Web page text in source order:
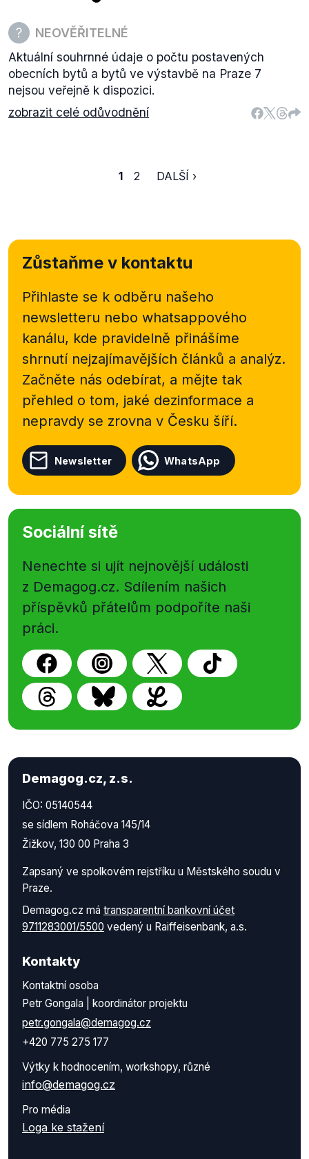
NEOVĚŘITELNÉ
Aktuální souhrnné údaje o počtu postavených
obecních bytů a bytů ve výstavbě na Praze 7
nejsou veřejně k dispozici.
zobrazit celé odůvodnění
1 2 DALŠÍ ›
Zůstaňme v kontaktu
Přihlaste se k odběru našeho
newsletteru nebo whatsappového
kanálu, kde pravidelně přinášíme
shrnutí nejzajímavějších článků a analýz.
Začněte nás odebírat, a mějte tak
přehled o tom, jaké dezinformace a
nepravdy se zrovna v Česku šíří.
Newsletter WhatsApp
Sociální sítě
Nenechte si ujít nejnovější události
z Demagog.cz. Sdílením našich
příspěvků přátelům podpoříte naši
práci.
Demagog.cz, z.s.
IČO: 05140544
se sídlem Roháčova 145/14
Žižkov, 130 00 Praha 3
Zapsaný ve spolkovém rejstříku u Městského soudu v
Praze.
Demagog.cz má transparentní bankovní účet
9711283001/5500 vedený u Raiffeisenbank, a.s.
Kontakty
Kontaktní osoba
Petr Gongala | koordinátor projektu
petr.gongala@demagog.cz
+420 775 275 177
Výtky k hodnocením, workshopy, různé
info@demagog.cz
Pro média
Loga ke stažení